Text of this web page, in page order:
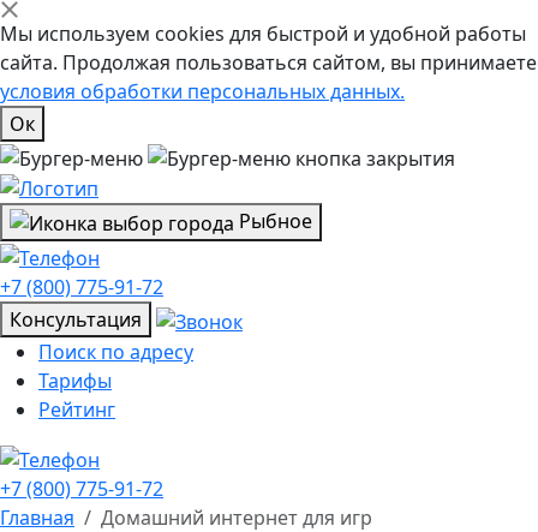
Мы используем cookies для быстрой и удобной работы
сайта. Продолжая пользоваться сайтом, вы принимаете
условия обработки персональных данных.
Ок
Рыбное
+7 (800) 775-91-72
Консультация
Поиск по адресу
Тарифы
Рейтинг
+7 (800) 775-91-72
Главная
Домашний интернет для игр